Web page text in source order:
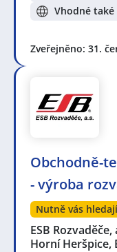
Vhodné
Zveřejněno: 31.
Obchodně-
- výroba
Nutně vás hledají
ESB Rozvaděče,
Horní Heršpice,